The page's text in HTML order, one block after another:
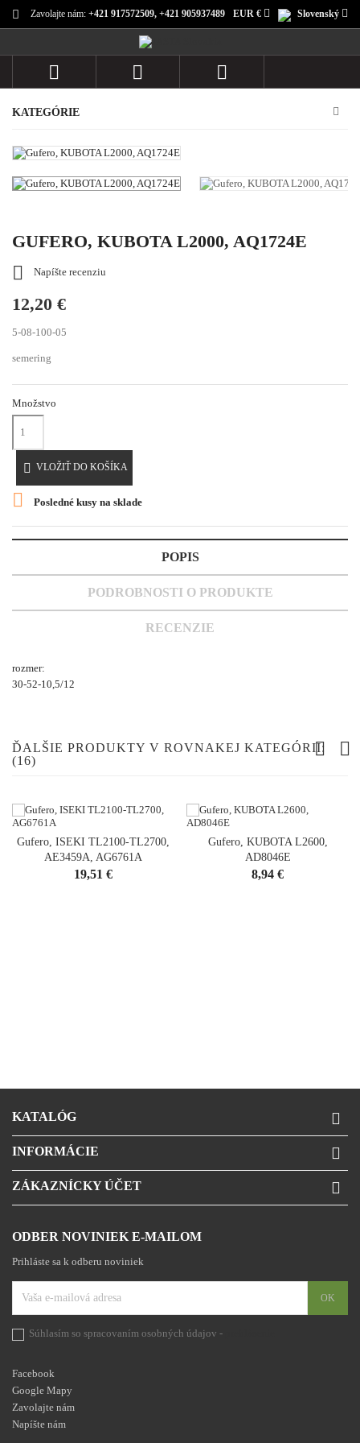
Zavolajte nám: +421 917572509, +421 905937489 Slovenský
EUR €
  
KATEGÓRIE
GUFERO, KUBOTA L2000, AQ1724E
 Napíšte recenziu
12,20 €
5-08-100-05
semering
Množstvo
 VLOŽIŤ DO KOŠÍKA
 Posledné kusy na sklade
POPIS
PODROBNOSTI O PRODUKTE
RECENZIE
rozmer:
30-52-10,5/12
ĎALŠIE PRODUKTY V ROVNAKEJ KATEGÓRII:
(16)
Gufero, ISEKI TL2100-TL2700,
AE3459A, AG6761A
Cena
19,51 €
Gufero, KUBOTA L2600,
AD8046E
Cena
8,94 €
KATALÓG 
INFORMÁCIE 
ZÁKAZNÍCKY ÚČET 
ODBER NOVINIEK E-MAILOM
Prihláste sa k odberu noviniek
Súhlasím so spracovaním osobných údajov -
Facebook
Google Mapy
Zavolajte nám
Napíšte nám